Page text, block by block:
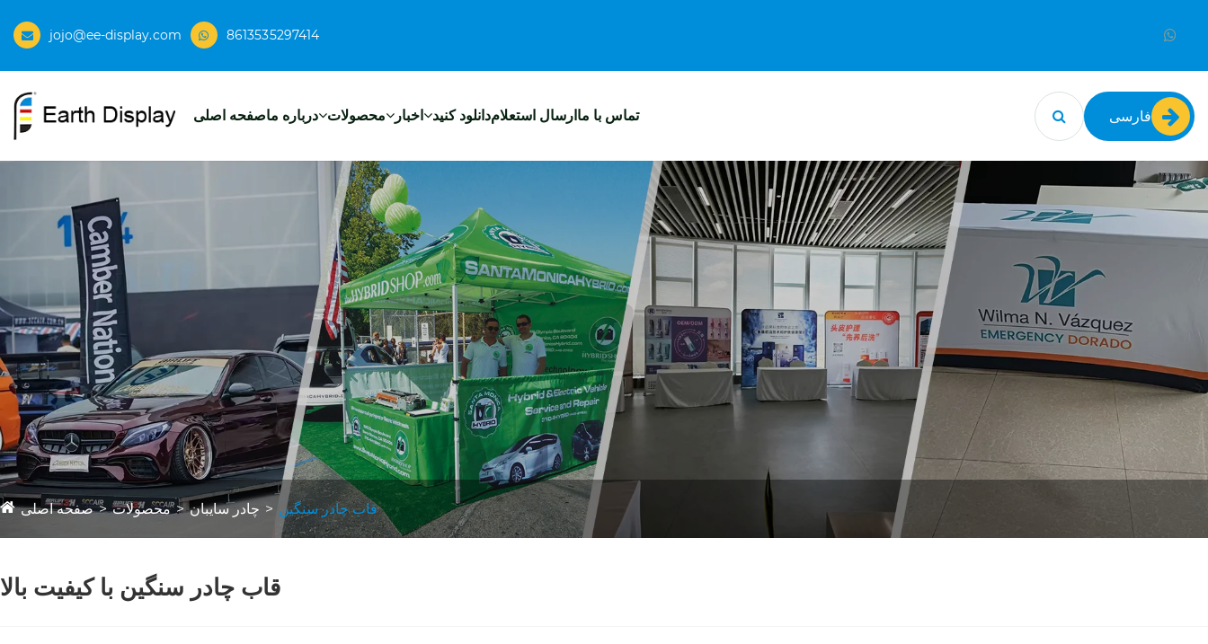
jojo@ee-display.com 8613535297414
صفحه اصلیدرباره ما محصولات اخبار دانلود کنیدارسال استعلامتماس با ما فارسی
صفحه اصلی محصولات چادر سایبان قاب چادر سنگین
قاب چادر سنگین با کیفیت بالا